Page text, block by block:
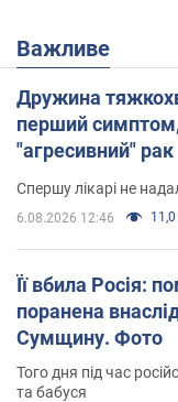
Важливе
Дружина
перший симптом,
"агресивний" рак
Спершу лікарі не
6.08.2026 12:46 11,0
Її вбила Росія:
поранена
Сумщину. Фото
Того дня під час
та бабуся